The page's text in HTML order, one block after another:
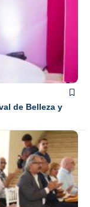
de Belleza y